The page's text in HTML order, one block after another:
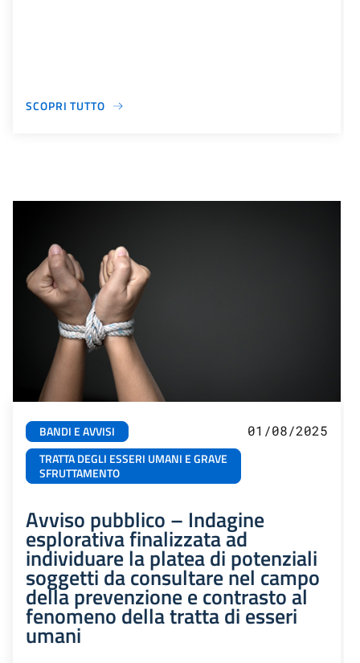
SCOPRI TUTTO
BANDI E AVVISI
TRATTA DEGLI ESSERI UMANI E GRAVE
SFRUTTAMENTO
01/08/2025
Avviso pubblico – Indagine
esplorativa finalizzata ad
individuare la platea di potenziali
soggetti da consultare nel campo
della prevenzione e contrasto al
fenomeno della tratta di esseri
umani